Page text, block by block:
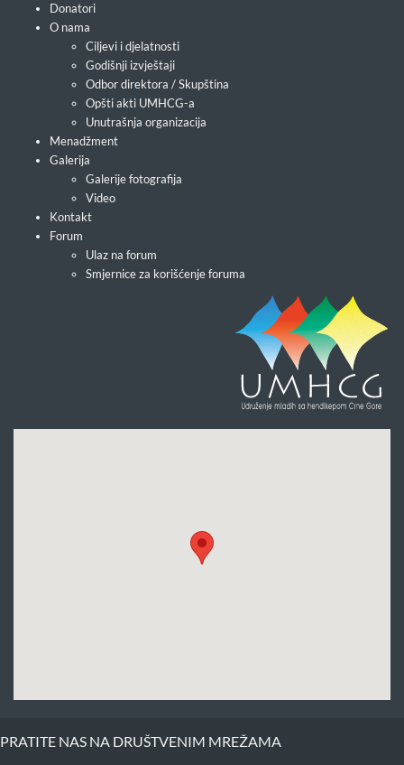
Donatori
O nama
Ciljevi i djelatnosti
Godišnji izvještaji
Odbor direktora / Skupština
Opšti akti UMHCG-a
Unutrašnja organizacija
Menadžment
Galerija
Galerije fotografija
Video
Kontakt
Forum
Ulaz na forum
Smjernice za korišćenje foruma
PRATITE NAS NA DRUŠTVENIM MREŽAMA